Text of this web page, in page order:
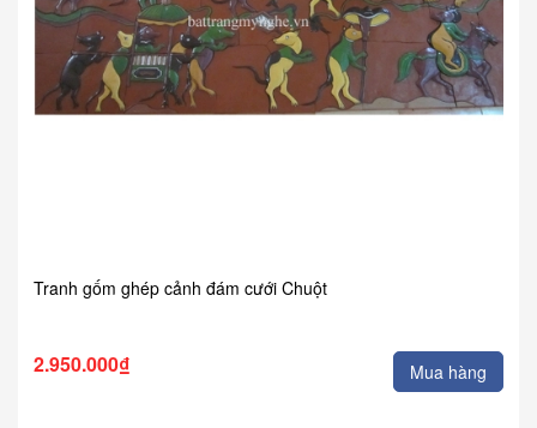
Tranh gốm ghép cảnh đám cưới Chuột
2.950.000₫ Mua hàng